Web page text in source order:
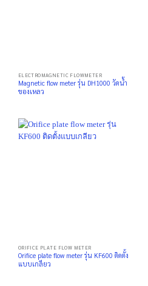
ELECTROMAGNETIC FLOWMETER
Magnetic flow meter รุ่น DH1000 วัดน้ำ
ของเหลว
ORIFICE PLATE FLOW METER
Orifice plate flow meter รุ่น KF600 ติดตั้ง
แบบเกลียว